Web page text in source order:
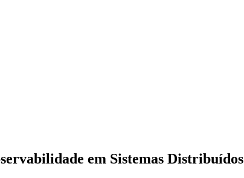
em Sistemas Distribuídos